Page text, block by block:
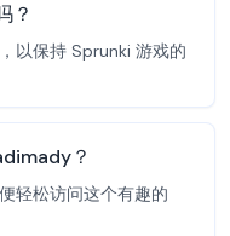
？
以保持 Sprunki 游戏的
？
轻松访问这个有趣的